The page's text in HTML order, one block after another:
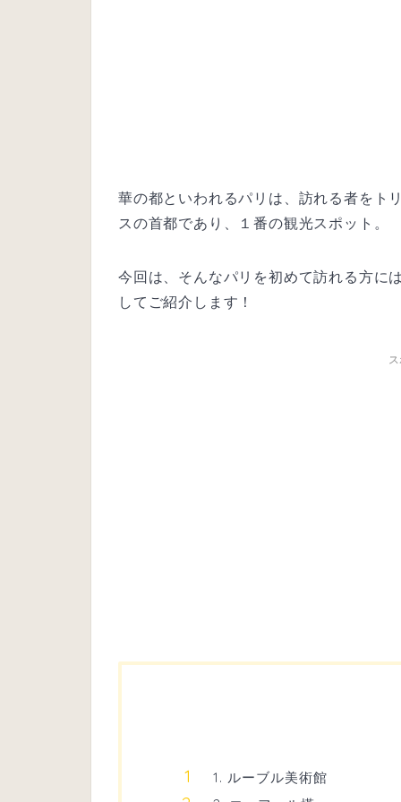
華の都といわれるパリは、訪れる者をト
スの首都であり、１番の観光スポット。
今回は、そんなパリを初めて訪れる方に
してご紹介します！
1. ルーブル美術館